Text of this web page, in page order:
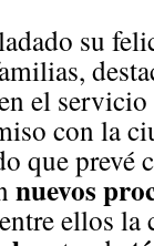
su
el
con la
que prevé
nuevos
ellos la